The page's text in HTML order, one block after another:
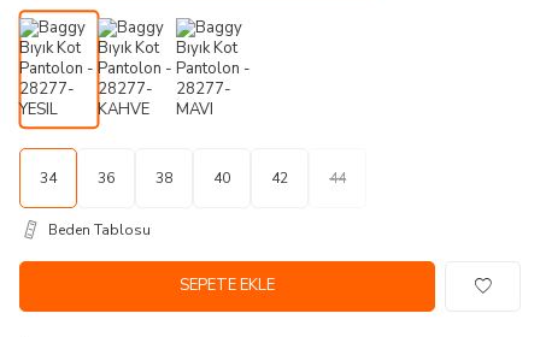
34 36 38 40 42 44
Beden Tablosu
SEPETE EKLE